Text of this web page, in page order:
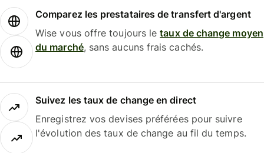
Comparez les prestataires de transfert d'argent
Wise vous offre toujours letaux de change moyen
du marché, sans aucuns frais cachés.
Suivez les taux de change en direct
Enregistrez vos devises préférées pour suivre
l'évolution des taux de change au fil du temps.